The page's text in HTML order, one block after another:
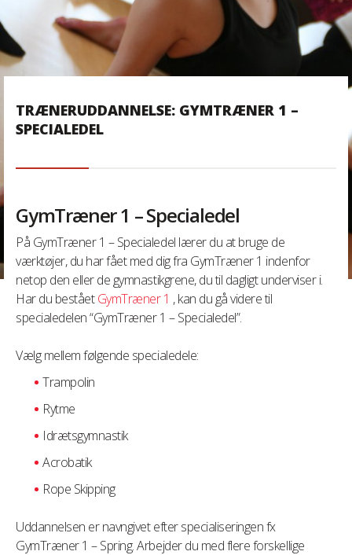
TRÆNERUDDANNELSE: GYMTRÆNER 1 –
SPECIALEDEL
GymTræner 1 – Specialedel
På GymTræner 1 – Specialedel lærer du at bruge de
værktøjer, du har fået med dig fra GymTræner 1 indenfor
netop den eller de gymnastikgrene, du til dagligt underviser i.
Har du beståetGymTræner 1 , kan du gå videre til
specialedelen “GymTræner 1 – Specialedel”.
Vælg mellem følgende specialedele:
Trampolin
Rytme
Idrætsgymnastik
Acrobatik
Rope Skipping
Uddannelsen er navngivet efter specialiseringen fx
GymTræner 1 – Spring. Arbejder du med flere forskellige